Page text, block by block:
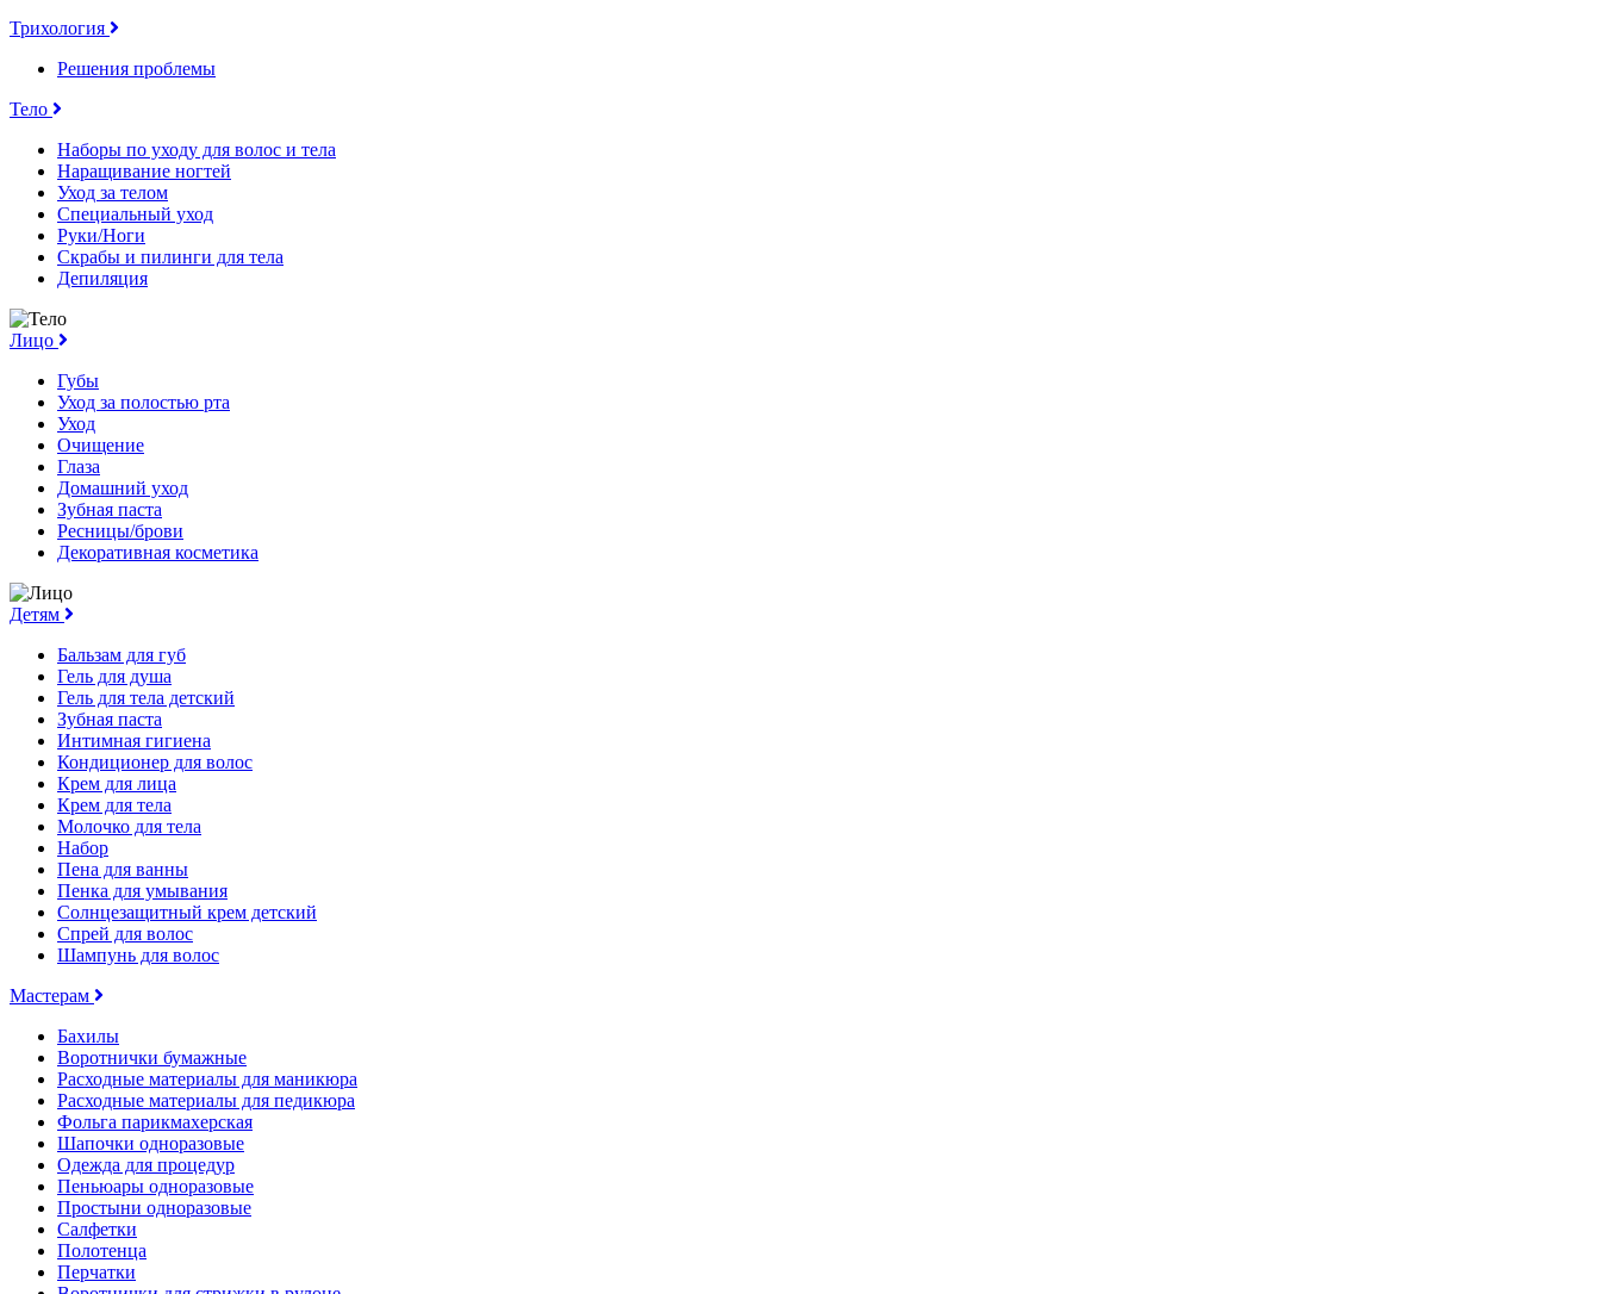
Трихология
Решения проблемы
Тело
Наборы по уходу для волос и тела
Наращивание ногтей
Уход за телом
Специальный уход
Руки/Ноги
Скрабы и пилинги для тела
Депиляция
Лицо
Губы
Уход за полостью рта
Уход
Очищение
Глаза
Домашний уход
Зубная паста
Ресницы/брови
Декоративная косметика
Детям
Бальзам для губ
Гель для душа
Гель для тела детский
Зубная паста
Интимная гигиена
Кондиционер для волос
Крем для лица
Крем для тела
Молочко для тела
Набор
Пена для ванны
Пенка для умывания
Солнцезащитный крем детский
Спрей для волос
Шампунь для волос
Мастерам
Бахилы
Воротнички бумажные
Расходные материалы для маникюра
Расходные материалы для педикюра
Фольга парикмахерская
Шапочки одноразовые
Одежда для процедур
Пеньюары одноразовые
Простыни одноразовые
Салфетки
Полотенца
Перчатки